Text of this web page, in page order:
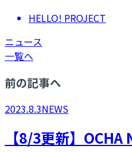
HELLO! PROJECT
ニュース
一覧へ
前の記事へ
2023.8.3NEWS
【8/3更新】